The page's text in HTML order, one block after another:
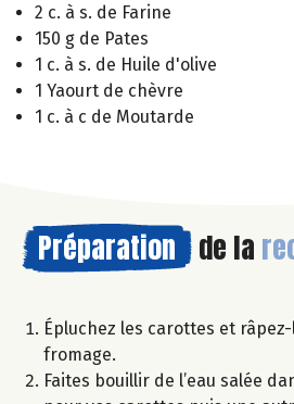
2 c. à s. de Farine
150 g de Pates
1 c. à s. de Huile d'olive
1 Yaourt de chèvre
1 c. à c de Moutarde
Préparation de la
Épluchez les carottes et râpez-
fromage.
Faites bouillir de l’eau salée